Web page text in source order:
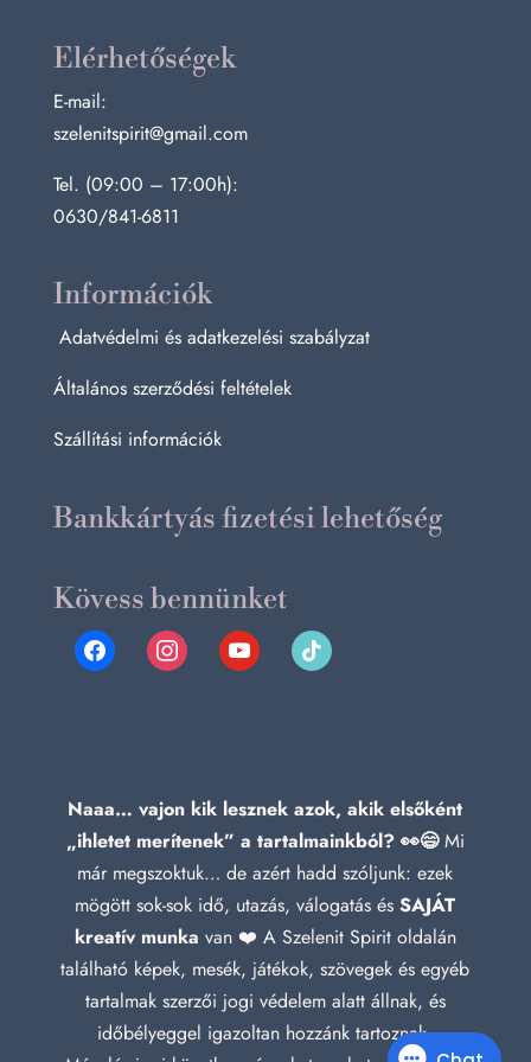
Elérhetőségek
E-mail:
szelenitspirit@gmail.com
Tel. (09:00 – 17:00h):
0630/841-6811
Információk
Adatvédelmi és adatkezelési szabályzat
Általános szerződési feltételek
Szállítási információk
Bankkártyás fizetési lehetőség
Kövess bennünket
facebookinstagramyoutube tiktok
Naaa… vajon kik lesznek azok, akik elsőként
„ihletet merítenek” a tartalmainkból? 👀😄Mi
már megszoktuk… de azért hadd szóljunk: ezek
mögött sok-sok idő, utazás, válogatás ésSAJÁT
kreatív munka van ❤️ A Szelenit Spirit oldalán
található képek, mesék, játékok, szövegek és egyéb
tartalmak szerzői jogi védelem alatt állnak, és
időbélyeggel igazoltan hozzánk tartoznak.